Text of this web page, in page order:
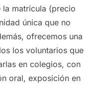
matrícula (precio
única que no
ofrecemos una
los voluntarios que
en colegios, con
oral, exposición en